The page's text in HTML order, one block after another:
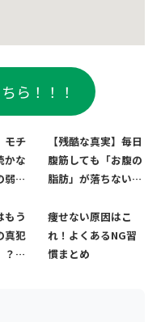
ら！！！
モチ
かな
弱
4つ
【残酷な真実】毎日
腹筋しても「お腹の
脂肪」が落ちない3
お腹を割る方法
もう
真犯
？ガ
痩せない原因はこ
れ！よくあるNG習
慣まとめ